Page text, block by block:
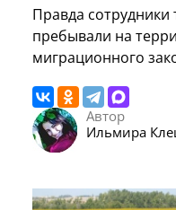
Правда сотрудники
пребывали на
миграционного
Автор
Ильмира